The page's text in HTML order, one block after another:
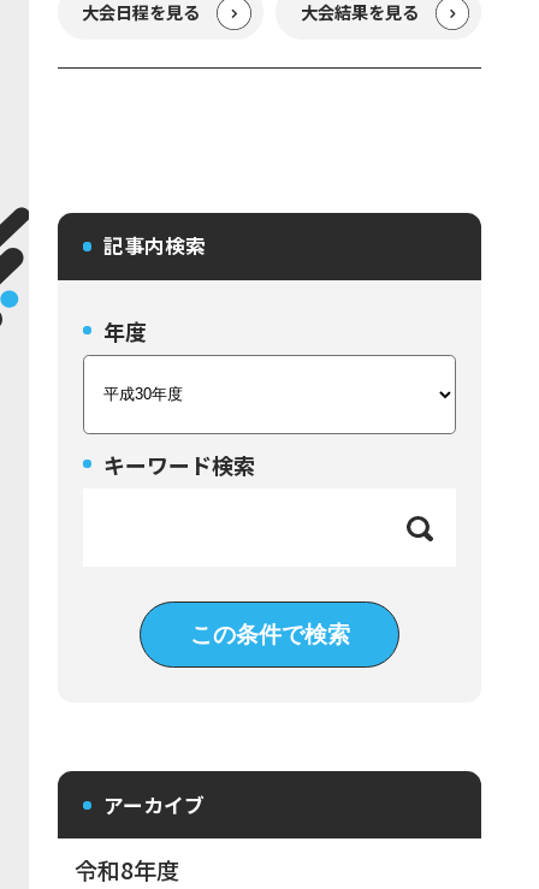
大会日程を見る 大会結果を見る
記事内検索
年度
キーワード検索
アーカイブ
令和8年度